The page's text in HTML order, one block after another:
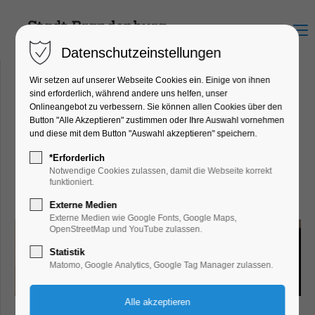
Menu
Bäcker Thonke - Willi-Sänger-
Straße
Willi-Sänger-Straße 46a, 14772
Brandenburg an der Havel
Datenschutzeinstellungen
Wir setzen auf unserer Webseite Cookies ein. Einige von ihnen
sind erforderlich, während andere uns helfen, unser
Onlineangebot zu verbessern. Sie können allen Cookies über den
Button "Alle Akzeptieren" zustimmen oder Ihre Auswahl vornehmen
und diese mit dem Button "Auswahl akzeptieren" speichern.
*Erforderlich
Notwendige Cookies zulassen, damit die Webseite korrekt
funktioniert.
Externe Medien
Externe Medien wie Google Fonts, Google Maps,
OpenStreetMap und YouTube zulassen.
Statistik
Matomo, Google Analytics, Google Tag Manager zulassen.